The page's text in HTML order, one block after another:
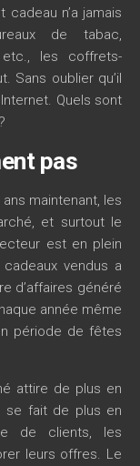
n’a jamais
de tabac,
etc., les coffrets-
Sans oublier qu’il
Quels sont
pas
maintenant, les
et surtout le
est en plein
vendus a
d’affaires généré
année même
période de fêtes
attire de plus en
se fait de plus en
de clients, les
leurs offres. Le